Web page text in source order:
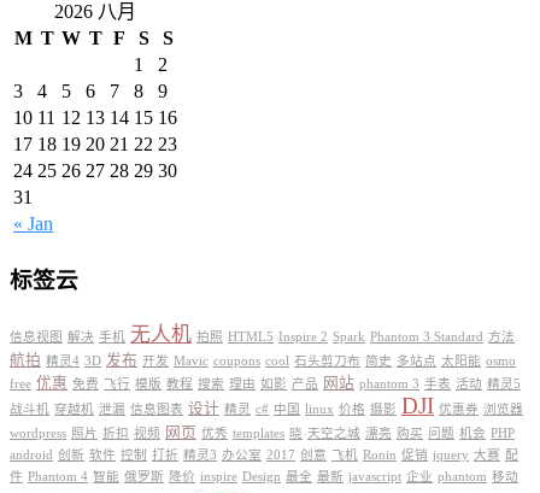
2026 八月
M T W T F S S
« Jan
1
2
3
4 5 6 7 8
9
10 11 12 13 14 15 16
17 18 19 20 21 22 23
24 25 26 27 28 29 30
31
标签云
信息视图 解决 手机 无人机 拍照 HTML5 Inspire 2 Spark Phantom 3 Standard 方法
航拍 精灵4 3D 发布 开发 Mavic coupons cool 石头剪刀布 简史 多站点 太阳能 osmo
free 优惠 免费 飞行 模版 教程 搜索 理由 如影 产品 网站 phantom 3 手表 活动 精灵5
战斗机 穿越机 泄漏 信息图表 设计 精灵 c# 中国 linux 价格 摄影 DJI 优惠券 浏览器
wordpress 照片 折扣 视频 网页 优秀 templates 晓 天空之城 漂亮 购买 问题 机会 PHP
android 创新 软件 控制 打折 精灵3 办公室 2017 创意 飞机 Ronin 促销 jquery 大赛 配
件 Phantom 4 智能 俄罗斯 降价 inspire Design 最全 最新 javascript 企业 phantom 移动